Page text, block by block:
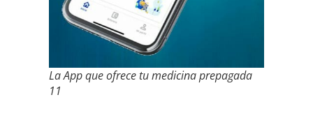
La App que ofrece tu medicina prepagada
11